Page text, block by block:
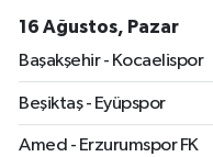
16 Ağustos, Pazar
Başakşehir - Kocaelispor
Beşiktaş - Eyüpspor
Amed - Erzurumspor FK